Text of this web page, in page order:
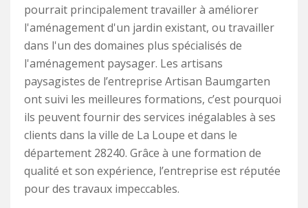
pourrait principalement travailler à améliorer
l'aménagement d'un jardin existant, ou travailler
dans l'un des domaines plus spécialisés de
l'aménagement paysager. Les artisans
paysagistes de l’entreprise Artisan Baumgarten
ont suivi les meilleures formations, c’est pourquoi
ils peuvent fournir des services inégalables à ses
clients dans la ville de La Loupe et dans le
département 28240. Grâce à une formation de
qualité et son expérience, l’entreprise est réputée
pour des travaux impeccables.